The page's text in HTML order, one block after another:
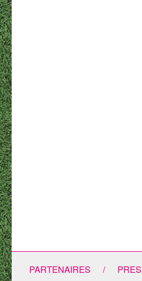
PARTENAIRES /